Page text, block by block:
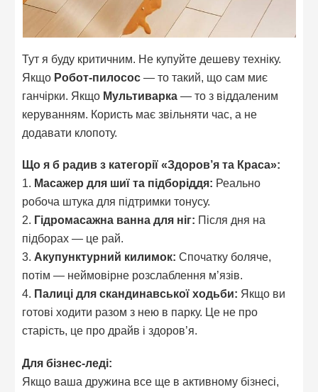
Тут я буду критичним. Не купуйте дешеву техніку.
Якщо Робот-пилосос — то такий, що сам миє
ганчірки. Якщо Мультиварка — то з віддаленим
керуванням. Користь має звільняти час, а не
додавати клопоту.
Що я б радив з категорії «Здоров’я та Краса»:
1. Масажер для шиї та підборіддя: Реально
робоча штука для підтримки тонусу.
2. Гідромасажна ванна для ніг: Після дня на
підборах — це рай.
3. Акупунктурний килимок: Спочатку боляче,
потім — неймовірне розслаблення м’язів.
4. Палиці для скандинавської ходьби: Якщо ви
готові ходити разом з нею в парку. Це не про
старість, це про драйв і здоров’я.
Для бізнес-леді:
Якщо ваша дружина все ще в активному бізнесі,